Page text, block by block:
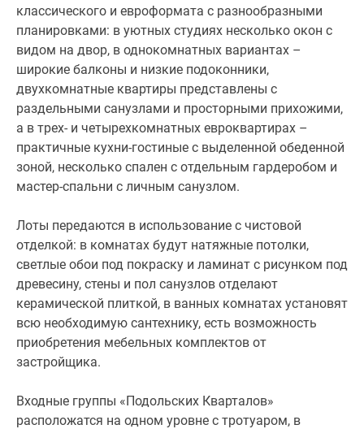
классического и евроформата с разнообразными
планировками: в уютных студиях несколько окон с
видом на двор, в однокомнатных вариантах –
широкие балконы и низкие подоконники,
двухкомнатные квартиры представлены с
раздельными санузлами и просторными прихожими,
а в трех- и четырехкомнатных евроквартирах –
практичные кухни-гостиные с выделенной обеденной
зоной, несколько спален с отдельным гардеробом и
мастер-спальни с личным санузлом.
Лоты передаются в использование с чистовой
отделкой: в комнатах будут натяжные потолки,
светлые обои под покраску и ламинат с рисунком под
древесину, стены и пол санузлов отделают
керамической плиткой, в ванных комнатах установят
всю необходимую сантехнику, есть возможность
приобретения мебельных комплектов от
застройщика.
Входные группы «Подольских Кварталов»
расположатся на одном уровне с тротуаром, в